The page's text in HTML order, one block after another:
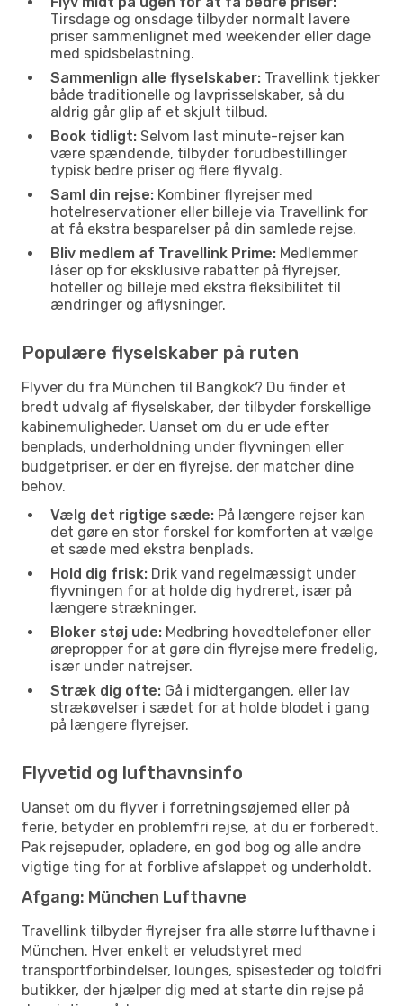
Tirsdage og onsdage tilbyder normalt lavere
priser sammenlignet med weekender eller dage
med spidsbelastning.
Sammenlign alle flyselskaber: Travellink tjekker
både traditionelle og lavprisselskaber, så du
aldrig går glip af et skjult tilbud.
Book tidligt: Selvom last minute-rejser kan
være spændende, tilbyder forudbestillinger
typisk bedre priser og flere flyvalg.
Saml din rejse: Kombiner flyrejser med
hotelreservationer eller billeje via Travellink for
at få ekstra besparelser på din samlede rejse.
Bliv medlem af Travellink Prime: Medlemmer
låser op for eksklusive rabatter på flyrejser,
hoteller og billeje med ekstra fleksibilitet til
ændringer og aflysninger.
Populære flyselskaber på ruten
Flyver du fra München til Bangkok? Du finder et
bredt udvalg af flyselskaber, der tilbyder forskellige
kabinemuligheder. Uanset om du er ude efter
benplads, underholdning under flyvningen eller
budgetpriser, er der en flyrejse, der matcher dine
behov.
Vælg det rigtige sæde: På længere rejser kan
det gøre en stor forskel for komforten at vælge
et sæde med ekstra benplads.
Hold dig frisk: Drik vand regelmæssigt under
flyvningen for at holde dig hydreret, især på
længere strækninger.
Bloker støj ude: Medbring hovedtelefoner eller
ørepropper for at gøre din flyrejse mere fredelig,
især under natrejser.
Stræk dig ofte: Gå i midtergangen, eller lav
strækøvelser i sædet for at holde blodet i gang
på længere flyrejser.
Flyvetid og lufthavnsinfo
Uanset om du flyver i forretningsøjemed eller på
ferie, betyder en problemfri rejse, at du er forberedt.
Pak rejsepuder, opladere, en god bog og alle andre
vigtige ting for at forblive afslappet og underholdt.
Afgang: München Lufthavne
Travellink tilbyder flyrejser fra alle større lufthavne i
München. Hver enkelt er veludstyret med
transportforbindelser, lounges, spisesteder og toldfri
butikker, der hjælper dig med at starte din rejse på